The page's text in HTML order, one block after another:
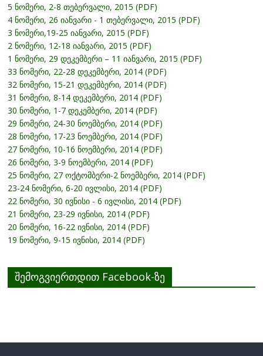
5 ნომერი, 2-8 თებერვალი, 2015 (PDF)
4 ნომერი, 26 იანვარი - 1 თებერვალი, 2015 (PDF)
3 ნომერი,19-25 იანვარი, 2015 (PDF)
2 ნომერი, 12-18 იანვარი, 2015 (PDF)
1 ნომერი, 29 დეკემბერი – 11 იანვარი, 2015 (PDF)
33 ნომერი, 22-28 დეკემბერი, 2014 (PDF)
32 ნომერი, 15-21 დეკემბერი, 2014 (PDF)
31 ნომერი, 8-14 დეკემბერი, 2014 (PDF)
30 ნომერი, 1-7 დეკემბერი, 2014 (PDF)
29 ნომერი, 24-30 ნოემბერი, 2014 (PDF)
28 ნომერი, 17-23 ნოემბერი, 2014 (PDF)
27 ნომერი, 10-16 ნოემბერი, 2014 (PDF)
26 ნომერი, 3-9 ნოემბერი, 2014 (PDF)
25 ნომერი, 27 ოქტომბერი-2 ნოემბერი, 2014 (PDF)
23-24 ნომერი, 6-20 ივლისი, 2014 (PDF)
22 ნომერი, 30 ივნისი - 6 ივლისი, 2014 (PDF)
21 ნომერი, 23-29 ივნისი, 2014 (PDF)
20 ნომერი, 16-22 ივნისი, 2014 (PDF)
19 ნომერი, 9-15 ივნისი, 2014 (PDF)
შემოგვიერთდით Facebook-ზე